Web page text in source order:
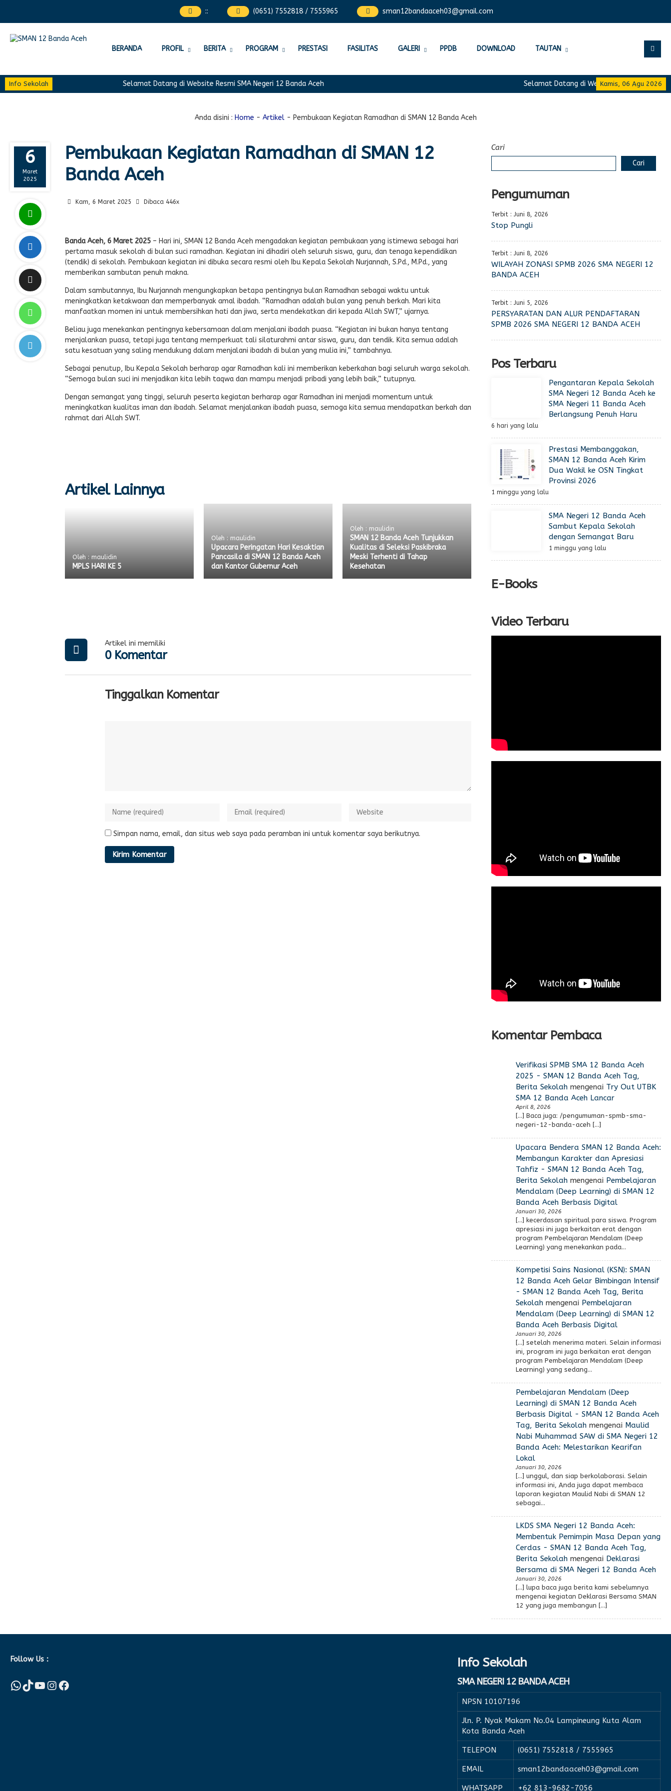
:: (0651) 7552818 / 7555965 sman12bandaaceh03@gmail.com
BERANDA PROFIL BERITA PROGRAM PRESTASI FASILITAS GALERI PPDB DOWNLOAD TAUTAN
Info Sekolah Kamis, 06 Agu 2026
Selamat Datang di Website Resmi SMA Negeri
Selamat Datang di Website Resmi SMA Negeri 12 Banda Aceh
Anda disini : Home - Artikel- Pembukaan Kegiatan Ramadhan di SMAN 12 Banda Aceh
6
Maret
2025
Pembukaan Kegiatan Ramadhan di SMAN 12
Banda Aceh
Kam, 6 Maret 2025 Dibaca 446x
Banda Aceh, 6 Maret 2025 – Hari ini, SMAN 12 Banda Aceh mengadakan kegiatan pembukaan yang istimewa sebagai hari
pertama masuk sekolah di bulan suci ramadhan. Kegiatan ini dihadiri oleh seluruh siswa, guru, dan tenaga kependidikan
(tendik) di sekolah. Pembukaan kegiatan ini dibuka secara resmi oleh Ibu Kepala Sekolah Nurjannah, S.Pd., M.Pd., yang
memberikan sambutan penuh makna.
Dalam sambutannya, Ibu Nurjannah mengungkapkan betapa pentingnya bulan Ramadhan sebagai waktu untuk
meningkatkan ketakwaan dan memperbanyak amal ibadah. “Ramadhan adalah bulan yang penuh berkah. Mari kita
manfaatkan momen ini untuk membersihkan hati dan jiwa, serta mendekatkan diri kepada Allah SWT,” ujarnya.
Beliau juga menekankan pentingnya kebersamaan dalam menjalani ibadah puasa. “Kegiatan ini bukan hanya tentang
menjalankan puasa, tetapi juga tentang memperkuat tali silaturahmi antar siswa, guru, dan tendik. Kita semua adalah
satu kesatuan yang saling mendukung dalam menjalani ibadah di bulan yang mulia ini,” tambahnya.
Sebagai penutup, Ibu Kepala Sekolah berharap agar Ramadhan kali ini memberikan keberkahan bagi seluruh warga sekolah.
“Semoga bulan suci ini menjadikan kita lebih taqwa dan mampu menjadi pribadi yang lebih baik,” tutupnya.
Dengan semangat yang tinggi, seluruh peserta kegiatan berharap agar Ramadhan ini menjadi momentum untuk
meningkatkan kualitas iman dan ibadah. Selamat menjalankan ibadah puasa, semoga kita semua mendapatkan berkah dan
rahmat dari Allah SWT.
Artikel Lainnya
Oleh : maulidin
MPLS HARI KE 5
Oleh : maulidin
Upacara Peringatan Hari Kesaktian
Pancasila di SMAN 12 Banda Aceh
dan Kantor Gubernur Aceh
Oleh : maulidin
SMAN 12 Banda Aceh Tunjukkan
Kualitas di Seleksi Paskibraka
Meski Terhenti di Tahap
Kesehatan
Artikel ini memiliki
0 Komentar
Tinggalkan Komentar
Simpan nama, email, dan situs web saya pada peramban ini untuk komentar saya berikutnya.
Cari
Cari
Pengumuman
Terbit : Juni 8, 2026
Stop Pungli
Terbit : Juni 8, 2026
WILAYAH ZONASI SPMB 2026 SMA NEGERI 12
BANDA ACEH
Terbit : Juni 5, 2026
PERSYARATAN DAN ALUR PENDAFTARAN
SPMB 2026 SMA NEGERI 12 BANDA ACEH
Pos Terbaru
Pengantaran Kepala Sekolah
SMA Negeri 12 Banda Aceh ke
SMA Negeri 11 Banda Aceh
Berlangsung Penuh Haru
6 hari yang lalu
Prestasi Membanggakan,
SMAN 12 Banda Aceh Kirim
Dua Wakil ke OSN Tingkat
Provinsi 2026
1 minggu yang lalu
SMA Negeri 12 Banda Aceh
Sambut Kepala Sekolah
dengan Semangat Baru
1 minggu yang lalu
E-Books
Video Terbaru
Komentar Pembaca
Verifikasi SPMB SMA 12 Banda Aceh
2025 - SMAN 12 Banda Aceh Tag,
Berita Sekolahmengenai Try Out UTBK
SMA 12 Banda Aceh Lancar
April 8, 2026
[…] Baca juga: /pengumuman-spmb-sma-
negeri-12-banda-aceh […]
Upacara Bendera SMAN 12 Banda Aceh:
Membangun Karakter dan Apresiasi
Tahfiz - SMAN 12 Banda Aceh Tag,
Berita Sekolahmengenai Pembelajaran
Mendalam (Deep Learning) di SMAN 12
Banda Aceh Berbasis Digital
Januari 30, 2026
[…] kecerdasan spiritual para siswa. Program
apresiasi ini juga berkaitan erat dengan
program Pembelajaran Mendalam (Deep
Learning) yang menekankan pada…
Kompetisi Sains Nasional (KSN): SMAN
12 Banda Aceh Gelar Bimbingan Intensif
- SMAN 12 Banda Aceh Tag, Berita
Sekolahmengenai Pembelajaran
Mendalam (Deep Learning) di SMAN 12
Banda Aceh Berbasis Digital
Januari 30, 2026
[…] setelah menerima materi. Selain informasi
ini, program ini juga berkaitan erat dengan
program Pembelajaran Mendalam (Deep
Learning) yang sedang…
Pembelajaran Mendalam (Deep
Learning) di SMAN 12 Banda Aceh
Berbasis Digital - SMAN 12 Banda Aceh
Tag, Berita Sekolahmengenai Maulid
Nabi Muhammad SAW di SMA Negeri 12
Banda Aceh: Melestarikan Kearifan
Lokal
Januari 30, 2026
[…] unggul, dan siap berkolaborasi. Selain
informasi ini, Anda juga dapat membaca
laporan kegiatan Maulid Nabi di SMAN 12
sebagai…
LKDS SMA Negeri 12 Banda Aceh:
Membentuk Pemimpin Masa Depan yang
Cerdas - SMAN 12 Banda Aceh Tag,
Berita Sekolahmengenai Deklarasi
Bersama di SMA Negeri 12 Banda Aceh
Januari 30, 2026
[…] lupa baca juga berita kami sebelumnya
mengenai kegiatan Deklarasi Bersama SMAN
12 yang juga membangun […]
Follow Us :
WhatsApp
TikTok
YouTube
Instagram
Facebook
Info Sekolah
SMA NEGERI 12 BANDA ACEH
NPSN 10107196
Jln. P. Nyak Makam No.04 Lampineung Kuta Alam
Kota Banda Aceh
TELEPON (0651) 7552818 / 7555965
EMAIL sman12bandaaceh03@gmail.com
WHATSAPP +62 813-9682-7056